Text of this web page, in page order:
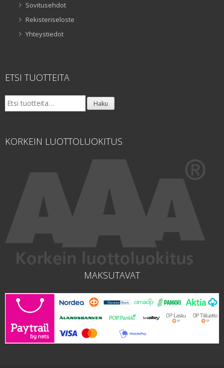
Sovitusehdot
Rekisteriseloste
Yhteystiedot
ETSI TUOTTEITA
Etsi: Haku
KORKEIN LUOTTOLUOKITUS
MAKSUTAVAT